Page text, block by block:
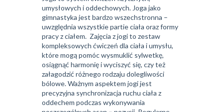
umysłowych i oddechowych. Joga jako
gimnastyka jest bardzo wszechstronna –
uwzględnia wszystkie partie ciała oraz formy
pracy z ciałem. Zajęcia z jogi to zestaw
kompleksowych ćwiczeń dla ciała i umysłu,
które mogą pomóc wysmuklić sylwetkę,
osiągnąć harmonię i wyciszyć się, czy też
załagodzić różnego rodzaju dolegliwości
bólowe. Ważnym aspektem jogi jest
precyzyjna synchronizacja ruchu ciała z
oddechem podczas wykonywania